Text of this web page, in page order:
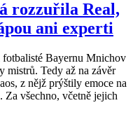
rozzuřila Real,
ani experti
fotbalisté Bayernu Mnichov
mistrů. Tedy až na závěr
z nějž prýštily emoce na
všechno, včetně jejich